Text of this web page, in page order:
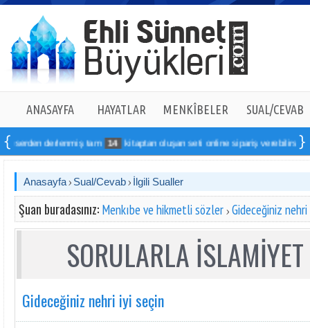
ANASAYFA HAYATLAR MENKÎBELER SUAL/CEVAB
derlenmiş tam 14 kitaptan oluşan seti online sipariş verebilirsiniz
Anasayfa Sual/Cevab İlgili Sualler
Şuan buradasınız: Menkıbe ve hikmetli sözler Gideceğiniz
SORULARLA
Gideceğiniz nehri iyi seçin